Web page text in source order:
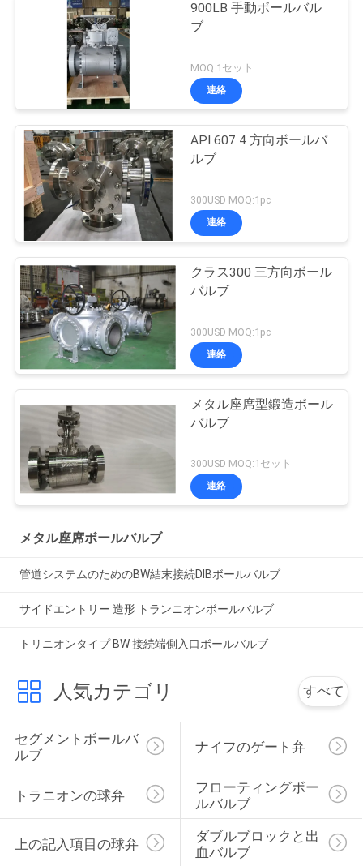
900LB 手動ボールバル
ブ
MOQ:1セット
連絡
API 607 4 方向ボールバ
ルブ
300USD MOQ:1pc
連絡
クラス300 三方向ボール
バルブ
300USD MOQ:1pc
連絡
メタル座席型鍛造ボール
バルブ
300USD MOQ:1セット
連絡
メタル座席ボールバルブ
管道システムのためのBW結末接続DIBボールバルブ
サイドエントリー 造形 トランニオンボールバルブ
トリニオンタイプ BW 接続端側入口ボールバルブ
人気カテゴリ すべて
セグメントボールバ
ルブ
ナイフのゲート弁
トラニオンの球弁
フローティングボー
ルバルブ
上の記入項目の球弁
ダブルブロックと出
血バルブ